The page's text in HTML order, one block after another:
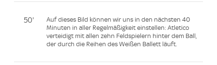
50'
Auf dieses Bild können wir uns in den nächsten 40
Minuten in aller Regelmäßigkeit einstellen: Atletico
verteidigt mit allen zehn Feldspielern hinter dem Ball,
der durch die Reihen des Weißen Ballett läuft.